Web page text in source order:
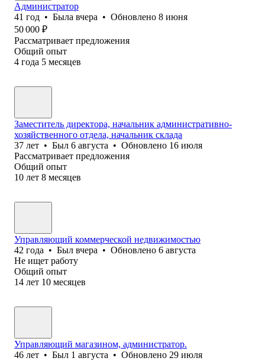
Администратор
41 год • Была вчера • Обновлено 8 июня
50 000 ₽
Рассматривает предложения
Общий опыт
4 года 5 месяцев
Заместитель директора, начальник административно-
хозяйственного отдела, начальник склада
37 лет • Был 6 августа • Обновлено 16 июля
Рассматривает предложения
Общий опыт
10 лет 8 месяцев
Управляющий коммерческой недвижимостью
42 года • Был вчера • Обновлено 6 августа
Не ищет работу
Общий опыт
14 лет 10 месяцев
Управляющий магазином, администратор.
46 лет • Был 1 августа • Обновлено 29 июля